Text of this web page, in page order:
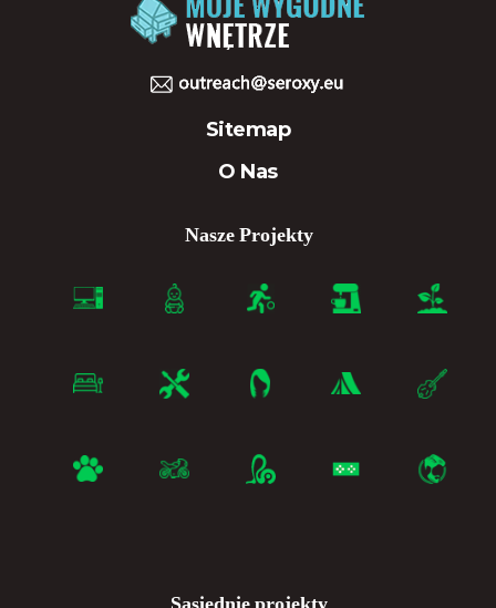
Sitemap
O Nas
Nasze Projekty